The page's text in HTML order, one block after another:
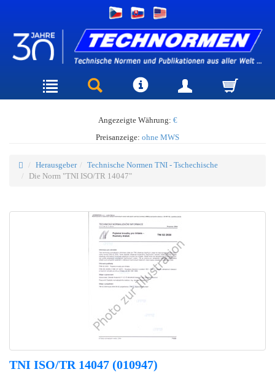
Angezeigte Währung: €
Preisanzeige: ohne MWS
Herausgeber
Technische Normen TNI - Tschechische
Die Norm "TNI ISO/TR 14047"
TNI ISO/TR 14047 (010947)